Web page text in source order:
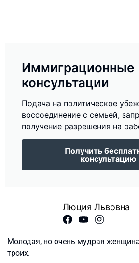
Иммиграционные
консультации
Подача на политическое
воссоединение с семьей,
получение разрешения на
Получить
консультацию
Люция Львовна
Молодая, но очень мудрая
троих.